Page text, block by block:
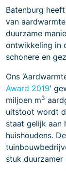
Batenburg
van
duurzame
ontwikkeling in
schonere en
Ons
Award 2019'
miljoen m3
uitstoot wordt
staat gelijk aan
huishoudens.
stuk duurzamer